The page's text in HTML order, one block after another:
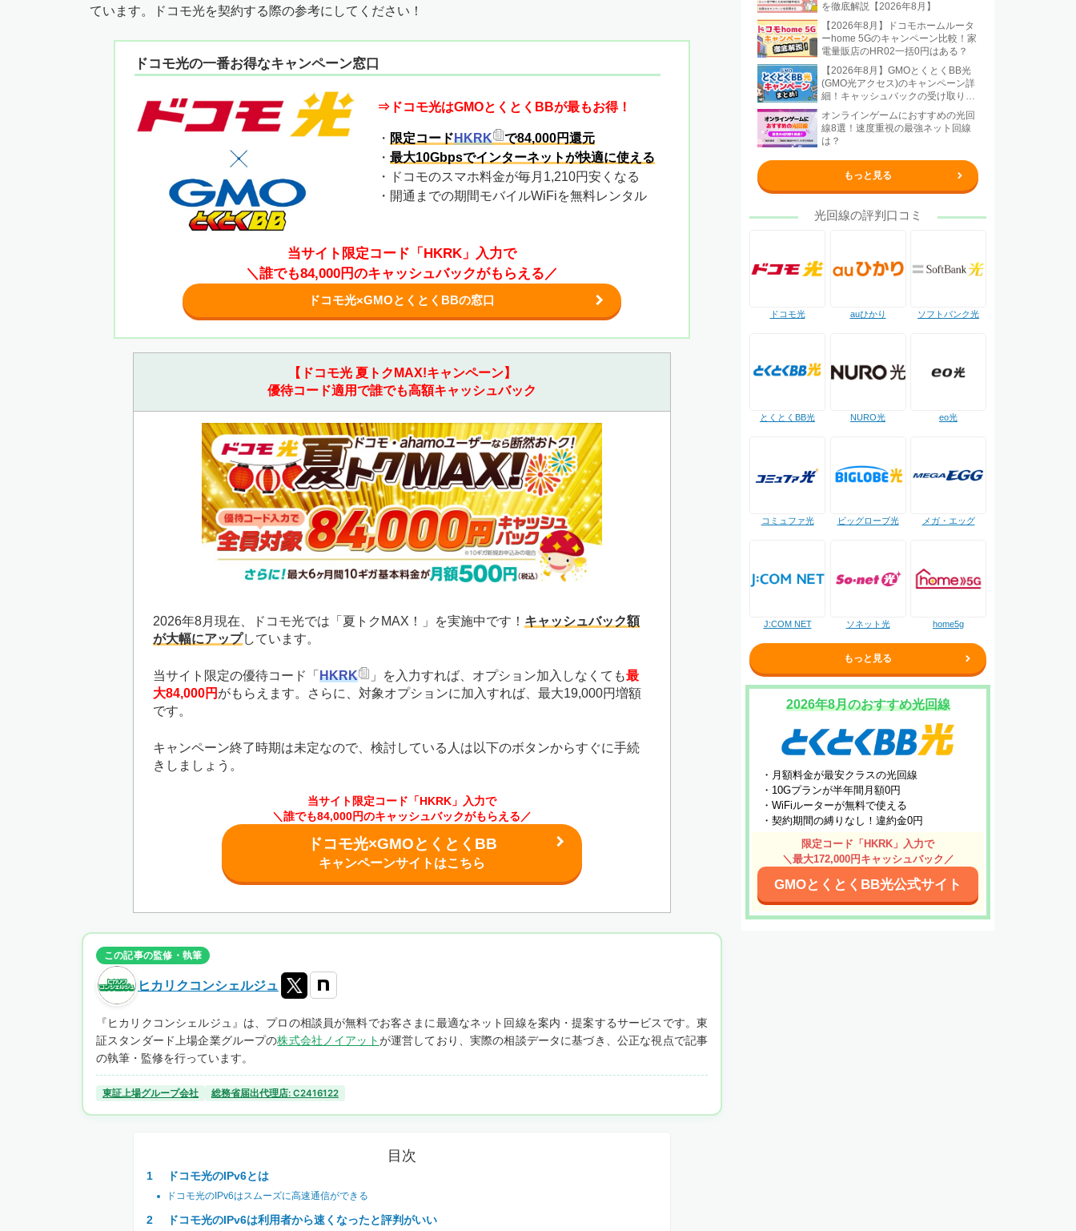
ています。ドコモ光を契約する際の参考にしてください！
ドコモ光の一番お得なキャンペーン窓口
⇒ドコモ光はGMOとくとくBBが最もお得！
・ 限定コードHKRK
で84,000円還元
・ 最大10Gbpsでインターネットが快適に使える
・ドコモのスマホ料金が毎月1,210円安くなる
・開通までの期間モバイルWiFiを無料レンタル
当サイト限定コード「HKRK」入力で
＼誰でも84,000円のキャッシュバックがもらえる／
ドコモ光×GMOとくとくBBの窓口
【ドコモ光 夏トクMAX!キャンペーン】
優待コード適用で誰でも高額キャッシュバック
2026年8月現在、ドコモ光では「夏トクMAX！」を実施中です！ キャッシュバック額
が大幅にアップしています。
当サイト限定の優待コード「 HKRK 」を入力すれば、オプション加入しなくても最
大84,000円 がもらえます。さらに、対象オプションに加入すれば、最大19,000円増額
です。
キャンペーン終了時期は未定なので、検討している人は以下のボタンからすぐに手続
きしましょう。
当サイト限定コード「HKRK」入力で
＼誰でも84,000円のキャッシュバックがもらえる／
ドコモ光×GMOとくとくBB
キャンペーンサイトはこちら
この記事の監修・執筆
ヒカリクコンシェルジュ
『ヒカリクコンシェルジュ』は、プロの相談員が無料でお客さまに最適なネット回線を案内・提案するサービスです。東
証スタンダード上場企業グループの株式会社ノイアットが運営しており、実際の相談データに基づき、公正な視点で記事
の執筆・監修を行っています。
東証上場グループ会社 総務省届出代理店: C2416122
目次
ドコモ光のIPv6とは
ドコモ光のIPv6はスムーズに高速通信ができる
ドコモ光のIPv6は利用者から速くなったと評判がいい
を徹底解説【2026年8月】
【2026年8月】ドコモホームルータ
ーhome 5Gのキャンペーン比較！家
電量販店のHR02一括0円はある？
【2026年8月】GMOとくとくBB光
(GMO光アクセス)のキャンペーン詳
細！キャッシュバックの受け取り方
法も解説
オンラインゲームにおすすめの光回
線8選！速度重視の最強ネット回線
は？
もっと見る
光回線の評判口コミ
ドコモ光 auひかり ソフトバンク光
とくとくBB光 NURO光 eo光
コミュファ光 ビッグローブ光 メガ・エッグ
J:COM NET ソネット光 home5g
もっと見る
2026年8月のおすすめ光回線
・月額料金が最安クラスの光回線
・10Gプランが半年間月額0円
・WiFiルーターが無料で使える
・契約期間の縛りなし！違約金0円
限定コード「HKRK」入力で
＼最大172,000円キャッシュバック／
GMOとくとくBB光公式サイト